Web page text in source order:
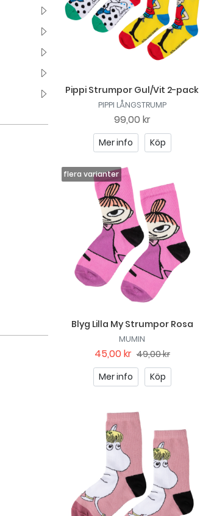
Pippi Strumpor Gul/Vit 2-pack
PIPPI LÅNGSTRUMP
99,00 kr
Mer info Köp
Blyg Lilla My Strumpor Rosa
MUMIN
45,00 kr 49,00 kr
Mer info
Köp